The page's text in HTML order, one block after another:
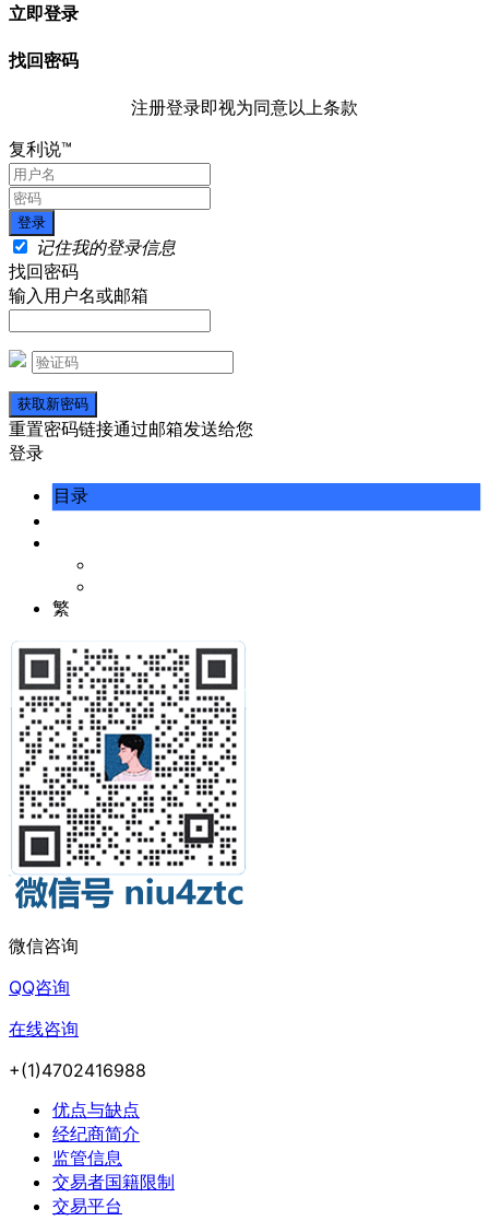
立即登录
找回密码
注册登录即视为同意以上条款
复利说™
记住我的登录信息
找回密码
输入用户名或邮箱
重置密码链接通过邮箱发送给您
登录
目录
繁
微信咨询
QQ咨询
在线咨询
+(1)4702416988
优点与缺点
经纪商简介
监管信息
交易者国籍限制
交易平台